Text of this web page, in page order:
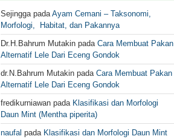
SejinggapadaAyam Cemani – Taksonomi,
Morfologi, Habitat, dan Pakannya
Dr.H.Bahrum Mutakinpada Cara Membuat Pakan
Alternatif Lele Dari Eceng Gondok
dr.N.Bahrum Mutakinpada Cara Membuat Pakan
Alternatif Lele Dari Eceng Gondok
fredikurniawanpada Klasifikasi dan Morfologi
Daun Mint (Mentha piperita)
naufal pada Klasifikasi dan Morfologi Daun Mint